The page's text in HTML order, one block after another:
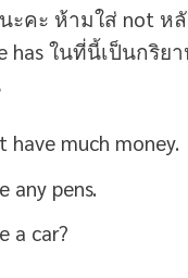
ะคะ ห้ามใส่ not หลั
has ในที่นี้เป็นกริย
have much money.
any pens.
a car?